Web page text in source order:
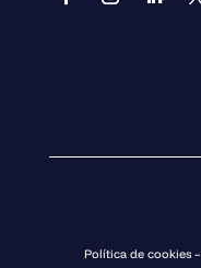
Política de cookies–